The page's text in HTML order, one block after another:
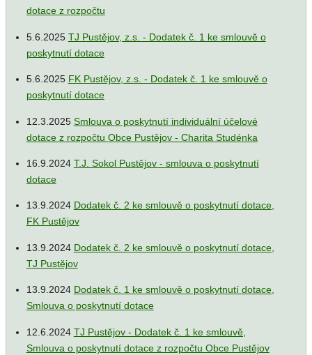
dotace z rozpočtu
5.6.2025 TJ Pustějov, z.s. - Dodatek č. 1 ke smlouvě o
poskytnutí dotace
5.6.2025 FK Pustějov, z.s. - Dodatek č. 1 ke smlouvě o
poskytnutí dotace
12.3.2025 Smlouva o poskytnutí individuální účelové
dotace z rozpočtu Obce Pustějov - Charita Studénka
16.9.2024 T.J. Sokol Pustějov - smlouva o poskytnutí
dotace
13.9.2024 Dodatek č. 2 ke smlouvě o poskytnutí dotace,
FK Pustějov
13.9.2024 Dodatek č. 2 ke smlouvě o poskytnutí dotace,
TJ Pustějov
13.9.2024 Dodatek č. 1 ke smlouvě o poskytnutí dotace,
Smlouva o poskytnutí dotace
12.6.2024 TJ Pustějov - Dodatek č. 1 ke smlouvě,
Smlouva o poskytnutí dotace z rozpočtu Obce Pustějov